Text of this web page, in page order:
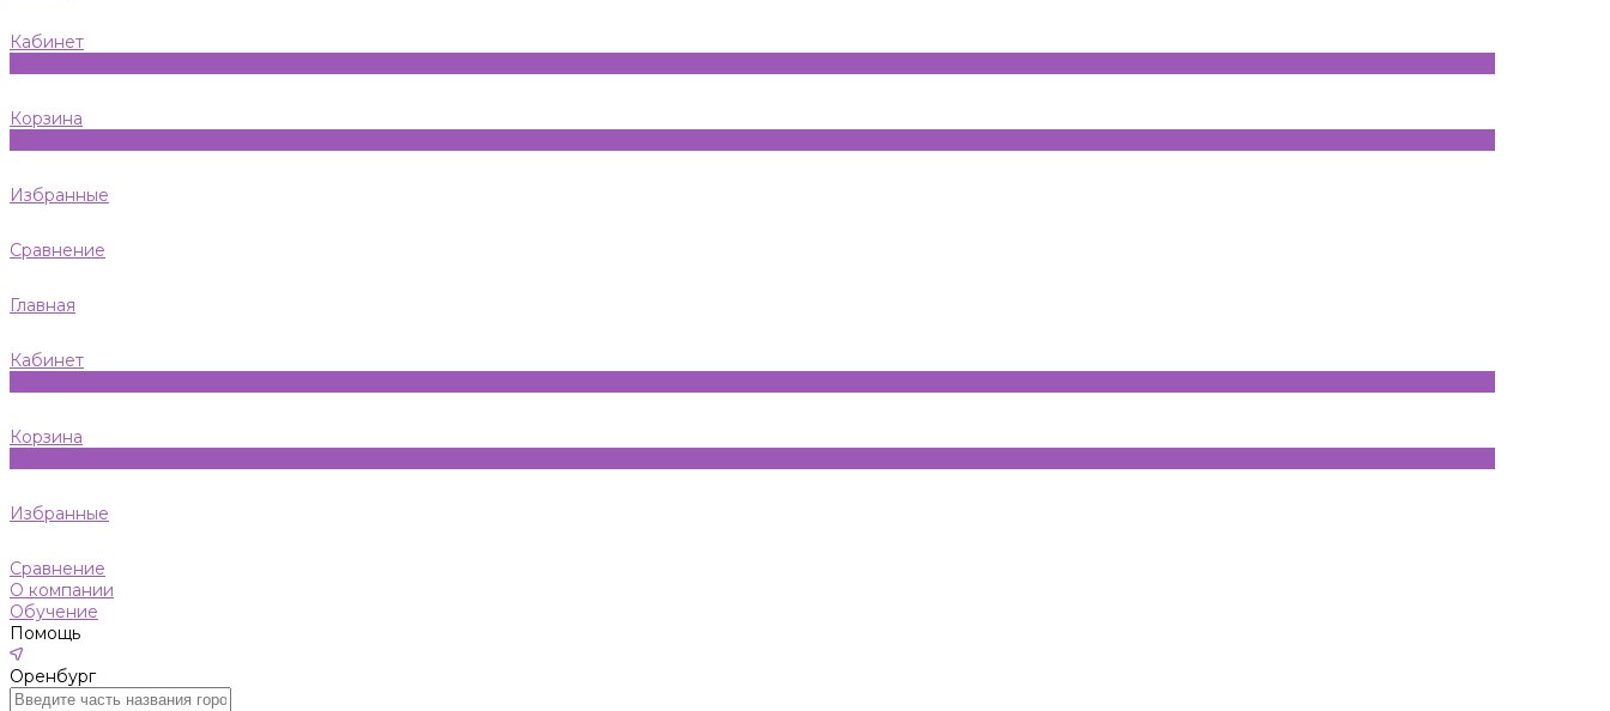
Кабинет
Корзина
Избранные
Сравнение
Главная
Кабинет
Корзина
Избранные
Сравнение
О компании
Обучение
Помощь
Оренбург